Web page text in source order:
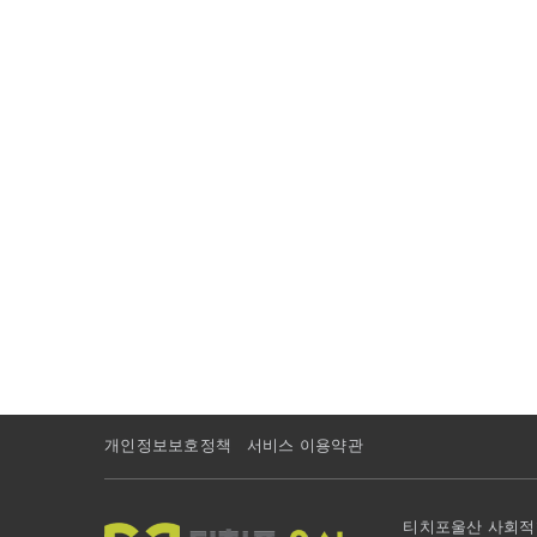
개인정보보호정책 서비스 이용약관
티치포울산 사회